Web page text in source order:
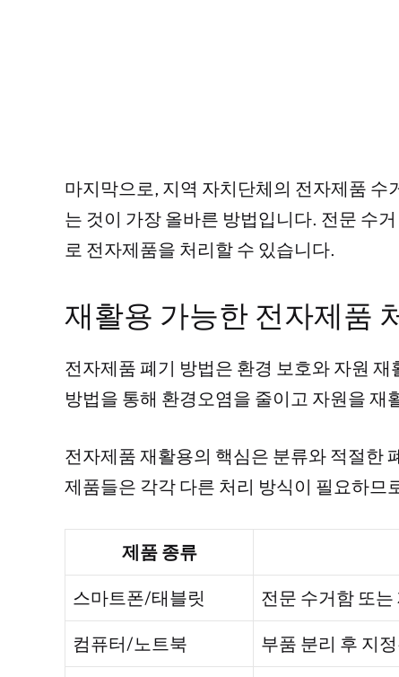
마지막으로, 지역 자치단체의 전자제품
는 것이 가장 올바른 방법입니다. 전문 수
로 전자제품을 처리할 수 있습니다.
재활용 가능한 전자제품
전자제품 폐기 방법은 환경 보호와 자원
방법을 통해 환경오염을 줄이고 자원을 재
전자제품 재활용의 핵심은 분류와 적절한
제품들은 각각 다른 처리 방식이 필요하므
제품 종류
스마트폰/태블릿 전문 수거함 또
컴퓨터/노트북 부품 분리 후 지